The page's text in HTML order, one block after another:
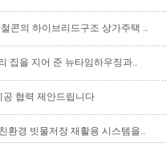
콘의 하이브리드구조 상가주택 ..
집을 지어 준 뉴타임하우징과..
공 협력 제안드립니다
환경 빗물저장 재활용 시스템을..